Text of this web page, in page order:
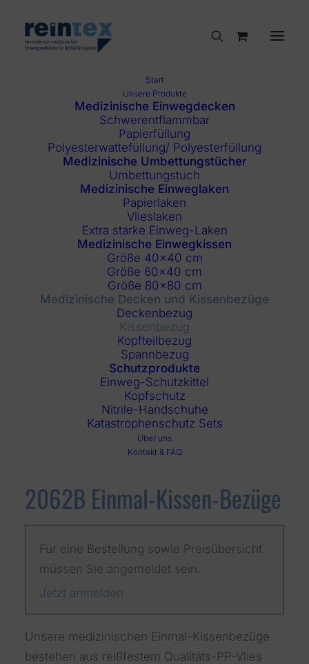
Start
Unsere Produkte
Medizinische Einwegdecken
Schwerentflammbar
Papierfüllung
Polyesterwattefüllung/ Polyesterfüllung
Medizinische Umbettungstücher
Umbettungstuch
Medizinische Einweglaken
Papierlaken
Vlieslaken
Extra starke Einweg-Laken
Medizinische Einwegkissen
Größe 40×40 cm
Größe 60×40 cm
Größe 80×80 cm
Medizinische Decken und Kissenbezüge
Deckenbezug
Kissenbezug
Kopfteilbezug
Spannbezug
Schutzprodukte
Einweg-Schutzkittel
Kopfschutz
Nitrile-Handschuhe
Katastrophenschutz Sets
Über uns
Kontakt & FAQ
Medizinische Decken und Kissenbezüge
Größe 62x42 cm
2062B Einmal-Kissen-Bezüge
2062B Einmal-Kissen-Bezüge
Für eine Bestellung sowie Preisübersicht
müssen Sie angemeldet sein.
Jetzt anmelden
Unsere medizinischen Einmal-Kissenbezüge
bestehen aus reißfestem Qualitäts-PP-Vlies